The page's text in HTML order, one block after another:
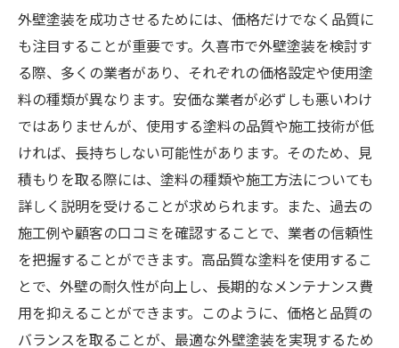
施工後の確認事項とメンテナンス計画
アフターサービスの確認方法
次回のリフォームに向けたアドバイス
外壁塗装を成功させるためには、価格だけでなく品質に
も注目することが重要です。久喜市で外壁塗装を検討す
る際、多くの業者があり、それぞれの価格設定や使用塗
料の種類が異なります。安価な業者が必ずしも悪いわけ
ではありませんが、使用する塗料の品質や施工技術が低
ければ、長持ちしない可能性があります。そのため、見
積もりを取る際には、塗料の種類や施工方法についても
詳しく説明を受けることが求められます。また、過去の
施工例や顧客の口コミを確認することで、業者の信頼性
を把握することができます。高品質な塗料を使用するこ
とで、外壁の耐久性が向上し、長期的なメンテナンス費
用を抑えることができます。このように、価格と品質の
バランスを取ることが、最適な外壁塗装を実現するため